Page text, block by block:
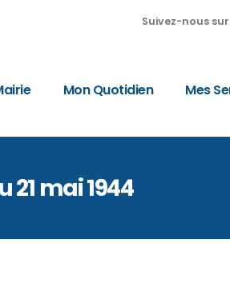
Suivez-nous sur
Mon Quotidien Mes
mai 1944